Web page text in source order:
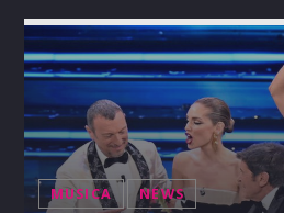
MUSICA NEWS